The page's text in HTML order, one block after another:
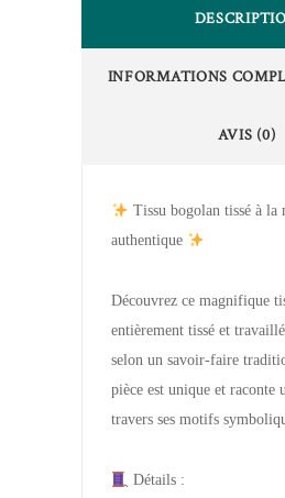
INFORMATIONS
AVIS (0)
Tissu bogolan tissé à la
authentique
Découvrez ce magnifique
entièrement tissé et
selon un savoir-faire
pièce est unique et raconte
travers ses motifs
Détails :